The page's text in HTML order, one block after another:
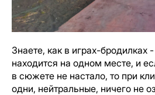
Знаете, как в играх-бродилках
находится на одном месте, и
в сюжете не настало, то при
одни, нейтральные, ничего не